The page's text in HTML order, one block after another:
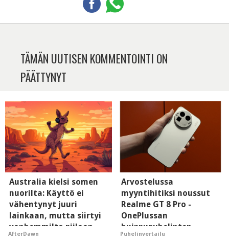
TÄMÄN UUTISEN KOMMENTOINTI ON
PÄÄTTYNYT
Australia kielsi somen
nuorilta: Käyttö ei
vähentynyt juuri
lainkaan, mutta siirtyi
vanhemmilta piiloon
AfterDawn
Arvostelussa
myyntihitiksi noussut
Realme GT 8 Pro -
OnePlussan
huippupuhelinten
"perillinen"
Puhelinvertailu